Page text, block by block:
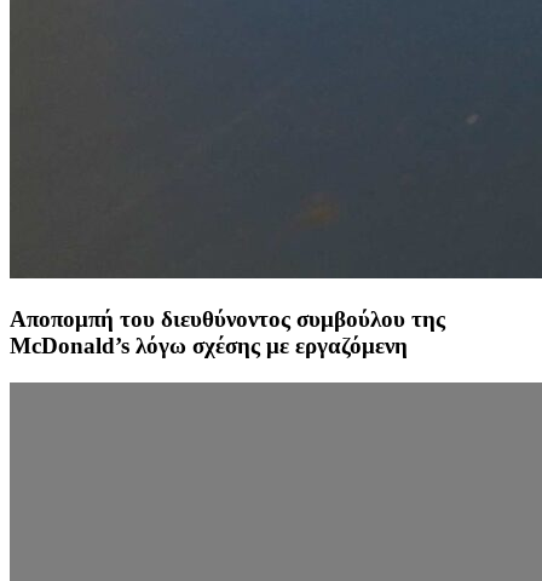
Αποπομπή του διευθύνοντος συμβούλου της
McDonald’s λόγω σχέσης με εργαζόμενη